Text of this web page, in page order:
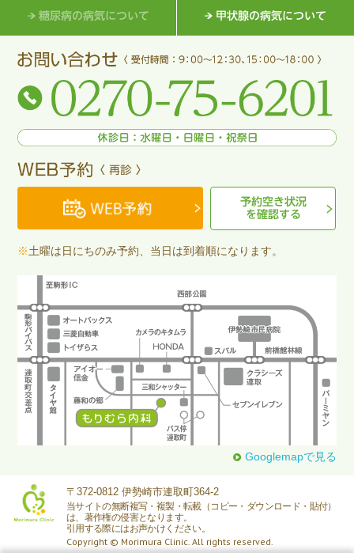
糖尿病の病気について 甲状腺の病気について
予約空き状況
を確認する
※土曜は日にちのみ予約、当日は到着順になります。
Googlemapで見る
〒372-0812 伊勢崎市連取町364-2
当サイトの無断複写・複製・転載（コピー・ダウンロード・貼付）
は、著作権の侵害となります。
引用する際にはお声かけください。
Copyright © Morimura Clinic. All rights reserved.